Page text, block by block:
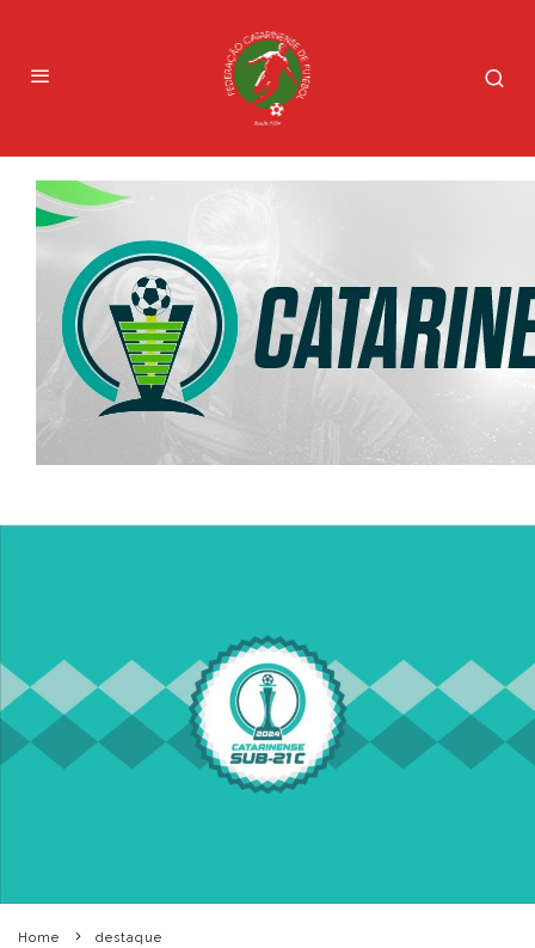
Home destaque